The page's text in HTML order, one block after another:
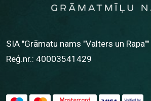
SIA "Grāmatu nams "Valters un Rapa""
Reģ.nr.: 40003541429